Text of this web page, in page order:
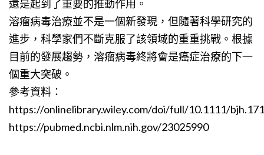
還是起到了重要的推動作用。
溶瘤病毒治療並不是一個新發現，但隨著科學研究的
進步，科學家們不斷克服了該領域的重重挑戰。根據
目前的發展趨勢，溶瘤病毒終將會是癌症治療的下一
個重大突破。
參考資料：
https://onlinelibrary.wiley.com/doi/full/10.1111/
https://pubmed.ncbi.nlm.nih.gov/23025990